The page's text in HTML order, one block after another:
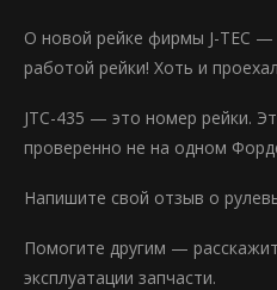
О новой рейке фирмы J-TEC —
работой рейки! Хоть и
JTC-435 — это номер рейки.
проверенно не на одном
Напишите свой отзыв о
Помогите другим —
эксплуатации запчасти.